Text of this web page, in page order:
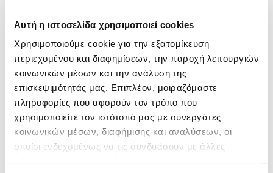
Αυτή η ιστοσελίδα χρησιμοποιεί cookies
Χρησιμοποιούμε cookie για την εξατομίκευση
περιεχομένου και διαφημίσεων, την παροχή λειτουργιών
κοινωνικών μέσων και την ανάλυση της
επισκεψιμότητάς μας. Επιπλέον, μοιραζόμαστε
πληροφορίες που αφορούν τον τρόπο που
χρησιμοποιείτε τον ιστότοπό μας με συνεργάτες
κοινωνικών μέσων, διαφήμισης και αναλύσεων, οι
οποίοι ενδεχομένως να τις συνδυάσουν με άλλες
Third Wave Coffee : τι είναι το
περιβόητο "Τρίτο Κύμα" του
Πως να πιεις καφέ σαν Ιταλός :